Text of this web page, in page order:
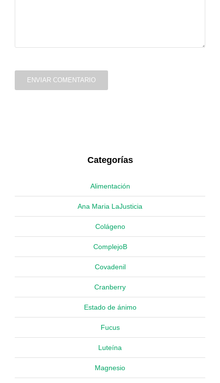
ENVIAR COMENTARIO
Categorías
Alimentación
Ana Maria LaJusticia
Colágeno
ComplejoB
Covadenil
Cranberry
Estado de ánimo
Fucus
Luteína
Magnesio